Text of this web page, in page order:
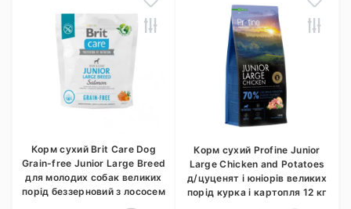
Корм сухий Brit Care Dog
Grain-free Junior Large Breed
для молодих собак великих
порід беззерновий з лососем
Корм сухий Profine Junior
Large Chicken and Potatoes
д/цуценят і юніорів великих
порід курка і картопля 12 кг